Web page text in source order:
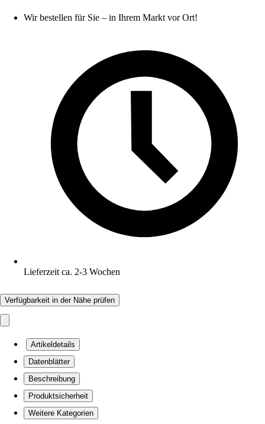
Wir bestellen für Sie – in Ihrem Markt vor Ort!
Lieferzeit ca. 2-3 Wochen
Verfügbarkeit in der Nähe prüfen
Artikeldetails
Datenblätter
Beschreibung
Produktsicherheit
Weitere Kategorien